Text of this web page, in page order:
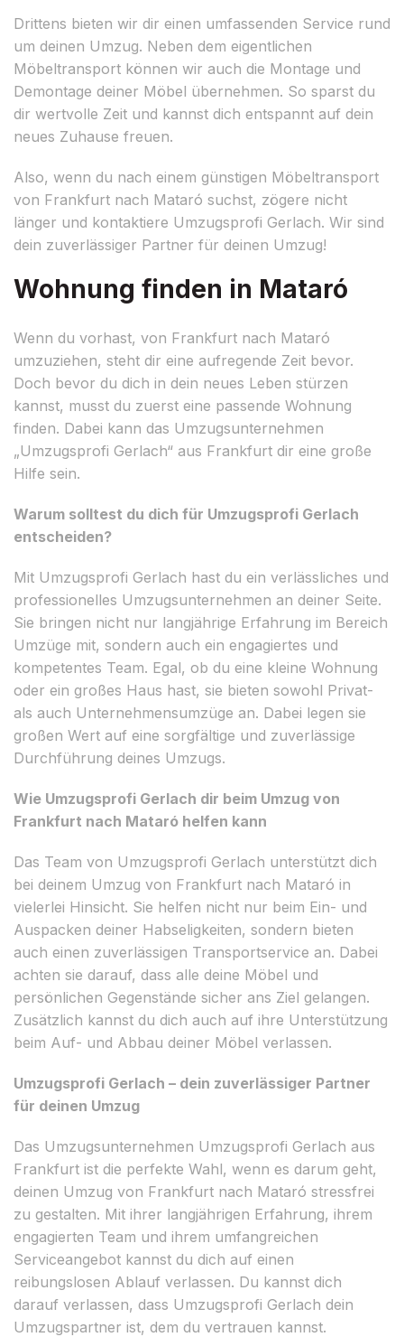
Drittens bieten wir dir einen umfassenden Service rund
um deinen Umzug. Neben dem eigentlichen
Möbeltransport können wir auch die Montage und
Demontage deiner Möbel übernehmen. So sparst du
dir wertvolle Zeit und kannst dich entspannt auf dein
neues Zuhause freuen.
Also, wenn du nach einem günstigen Möbeltransport
von Frankfurt nach Mataró suchst, zögere nicht
länger und kontaktiere Umzugsprofi Gerlach. Wir sind
dein zuverlässiger Partner für deinen Umzug!
Wohnung finden in Mataró
Wenn du vorhast, von Frankfurt nach Mataró
umzuziehen, steht dir eine aufregende Zeit bevor.
Doch bevor du dich in dein neues Leben stürzen
kannst, musst du zuerst eine passende Wohnung
finden. Dabei kann das Umzugsunternehmen
„Umzugsprofi Gerlach“ aus Frankfurt dir eine große
Hilfe sein.
Warum solltest du dich für Umzugsprofi Gerlach
entscheiden?
Mit Umzugsprofi Gerlach hast du ein verlässliches und
professionelles Umzugsunternehmen an deiner Seite.
Sie bringen nicht nur langjährige Erfahrung im Bereich
Umzüge mit, sondern auch ein engagiertes und
kompetentes Team. Egal, ob du eine kleine Wohnung
oder ein großes Haus hast, sie bieten sowohl Privat-
als auch Unternehmensumzüge an. Dabei legen sie
großen Wert auf eine sorgfältige und zuverlässige
Durchführung deines Umzugs.
Wie Umzugsprofi Gerlach dir beim Umzug von
Frankfurt nach Mataró helfen kann
Das Team von Umzugsprofi Gerlach unterstützt dich
bei deinem Umzug von Frankfurt nach Mataró in
vielerlei Hinsicht. Sie helfen nicht nur beim Ein- und
Auspacken deiner Habseligkeiten, sondern bieten
auch einen zuverlässigen Transportservice an. Dabei
achten sie darauf, dass alle deine Möbel und
persönlichen Gegenstände sicher ans Ziel gelangen.
Zusätzlich kannst du dich auch auf ihre Unterstützung
beim Auf- und Abbau deiner Möbel verlassen.
Umzugsprofi Gerlach – dein zuverlässiger Partner
für deinen Umzug
Das Umzugsunternehmen Umzugsprofi Gerlach aus
Frankfurt ist die perfekte Wahl, wenn es darum geht,
deinen Umzug von Frankfurt nach Mataró stressfrei
zu gestalten. Mit ihrer langjährigen Erfahrung, ihrem
engagierten Team und ihrem umfangreichen
Serviceangebot kannst du dich auf einen
reibungslosen Ablauf verlassen. Du kannst dich
darauf verlassen, dass Umzugsprofi Gerlach dein
Umzugspartner ist, dem du vertrauen kannst.